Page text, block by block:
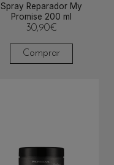
Spray Reparador My
Promise 200 ml
30,90€
Comprar